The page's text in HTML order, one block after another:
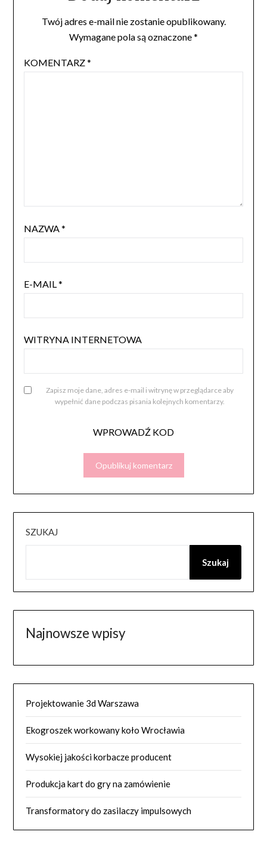
Twój adres e-mail nie zostanie opublikowany.
Wymagane pola są oznaczone*
KOMENTARZ*
NAZWA*
E-MAIL*
WITRYNA INTERNETOWA
Zapisz moje dane, adres e-mail i witrynę w przeglądarce aby
wypełnić dane podczas pisania kolejnych komentarzy.
WPROWADŹ KOD
SZUKAJ
Szukaj
Najnowsze wpisy
Projektowanie 3d Warszawa
Ekogroszek workowany koło Wrocławia
Wysokiej jakości korbacze producent
Produkcja kart do gry na zamówienie
Transformatory do zasilaczy impulsowych